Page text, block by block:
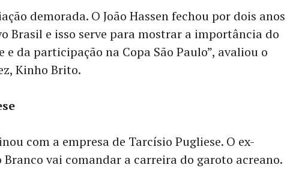
demorada. O João Hassen fechou por dois anos
Brasil e isso serve para mostrar a importância do
e da participação na Copa São Paulo”, avaliou o
Kinho Brito.
com a empresa de Tarcísio Pugliese. O ex-
vai comandar a carreira do garoto acreano.